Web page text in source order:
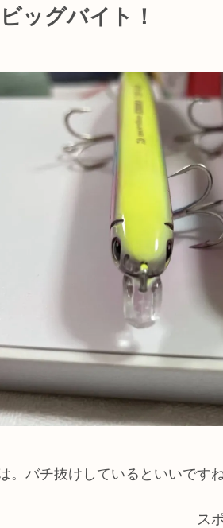
ッグバイト！
。バチ抜けしているといいですね
ス